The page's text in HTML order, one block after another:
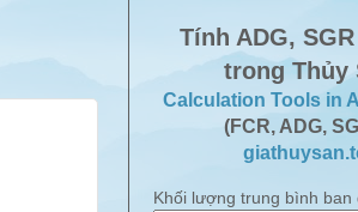
Tính ADG,
trong Thủy
Calculation Tools in
(FCR, ADG,
Khối lượng trung bình ban